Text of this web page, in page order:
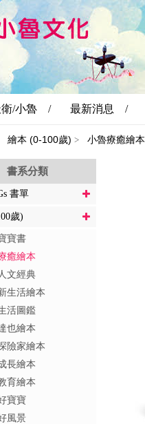
衛/小魯 / 最新消息 /
繪本 (0-100歲) > 小魯療癒繪本
書系分類
書單
歲)
寶書
癒繪本
文經典
生活繪本
活圖鑑
也繪本
險家繪本
長繪本
育繪本
寶寶
風景